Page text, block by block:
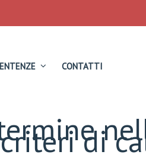
CONTATTI
di